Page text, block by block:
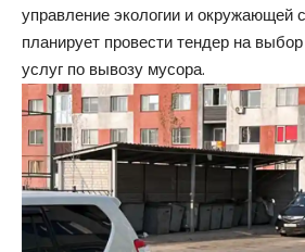
управление экологии и окружающей
планирует провести тендер на
услуг по вывозу мусора.